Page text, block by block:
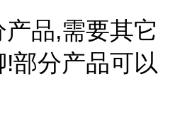
品,需要其它
部分产品可以